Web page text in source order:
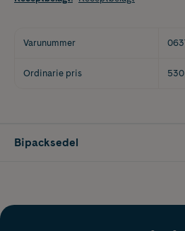
Varunummer
Ordinarie pris
Bipacksedel